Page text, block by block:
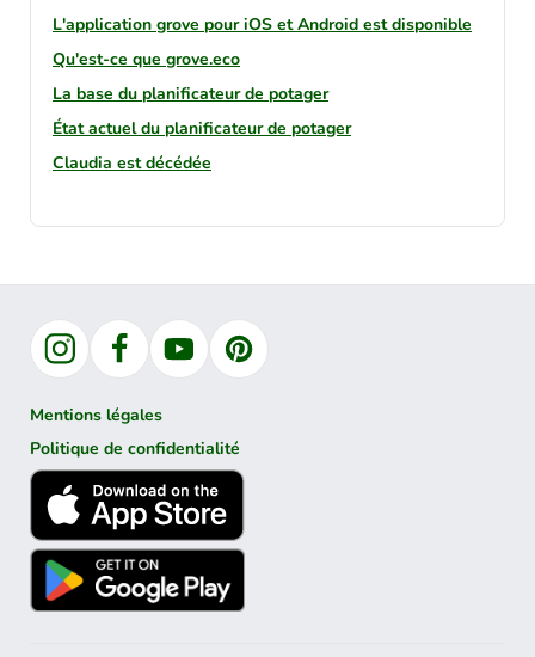
L'application grove pour iOS et Android est disponible
Qu'est-ce que grove.eco
La base du planificateur de potager
État actuel du planificateur de potager
Claudia est décédée
InstagramFacebookYouTubePinterest
Mentions légales
Politique de confidentialité